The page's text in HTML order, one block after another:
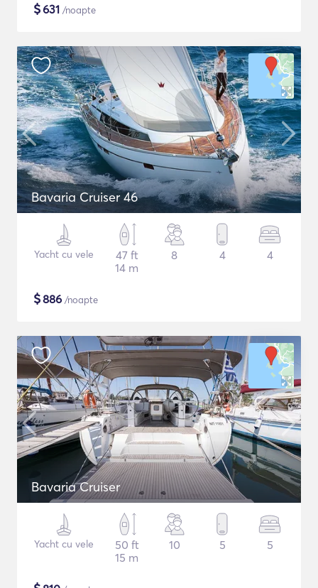
$631 /noapte
Bavaria Cruiser 46
Yacht cu vele
47 ft
14 m
8 4 4
$886 /noapte
Bavaria Cruiser
Yacht cu vele
50 ft
15 m
10 5 5